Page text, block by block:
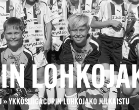
»YKKÖSLIIGACUPIN LOHKOJAKO JULKAISTU